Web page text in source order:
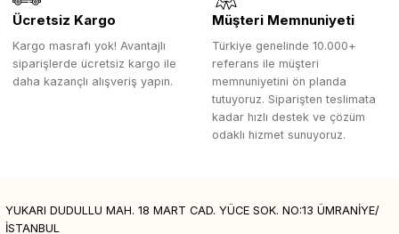
Ücretsiz Kargo
Kargo masrafı yok! Avantajlı
siparişlerde ücretsiz kargo ile
daha kazançlı alışveriş yapın.
Müşteri Memnuniyeti
Türkiye genelinde 10.000+
referans ile müşteri
memnuniyetini ön planda
tutuyoruz. Siparişten teslimata
kadar hızlı destek ve çözüm
odaklı hizmet sunuyoruz.
YUKARI DUDULLU MAH. 18 MART CAD. YÜCE SOK. NO:13 ÜMRANİYE/
İSTANBUL